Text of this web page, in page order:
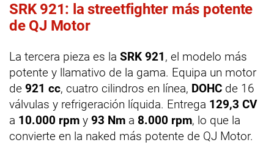
SRK 921: la streetfighter más potente
de QJ Motor
La tercera pieza es la SRK 921, el modelo más
potente y llamativo de la gama. Equipa un motor
de 921 cc, cuatro cilindros en línea, DOHC de 16
válvulas y refrigeración líquida. Entrega 129,3 CV
a 10.000 rpm y 93 Nm a 8.000 rpm, lo que la
convierte en la naked más potente de QJ Motor.